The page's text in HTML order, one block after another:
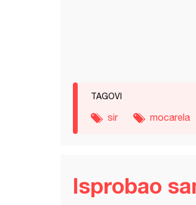
TAGOVI
sir mocarela
Isprobao